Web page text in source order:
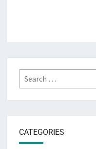
Search
for:
CATEGORIES